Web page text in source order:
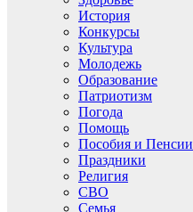
История
Конкурсы
Культура
Молодежь
Образование
Патриотизм
Погода
Помощь
Пособия и Пенсии
Праздники
Религия
СВО
Семья